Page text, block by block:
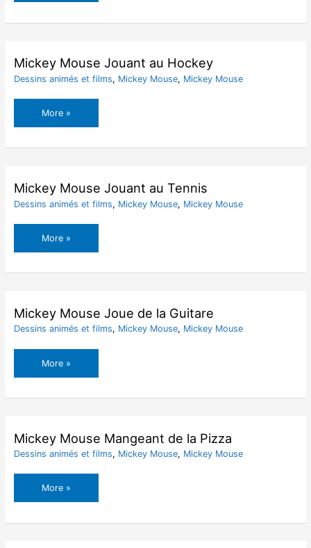
Mickey Mouse Jouant au Hockey
Dessins animés et films, Mickey Mouse, Mickey Mouse
Mickey
Mouse
More »
Mickey Mouse Jouant au Tennis
Dessins animés et films, Mickey Mouse, Mickey Mouse
Mickey
Mouse
More »
Mickey Mouse Joue de la Guitare
Dessins animés et films, Mickey Mouse, Mickey Mouse
Mickey
Mouse
Guitare
More »
Mickey Mouse Mangeant de la Pizza
Dessins animés et films, Mickey Mouse, Mickey Mouse
Mickey
Mouse
More »